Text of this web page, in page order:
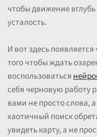
чтобы движение
усталость.
И вот здесь
того чтобы ждать
воспользоваться
себя черновую работу
вами не просто слова,
хаотичный поиск
увидеть карту, а не